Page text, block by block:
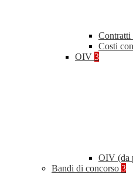
Contratti
Costi
OIV 3
OIV (da
Bandi di concorso 3